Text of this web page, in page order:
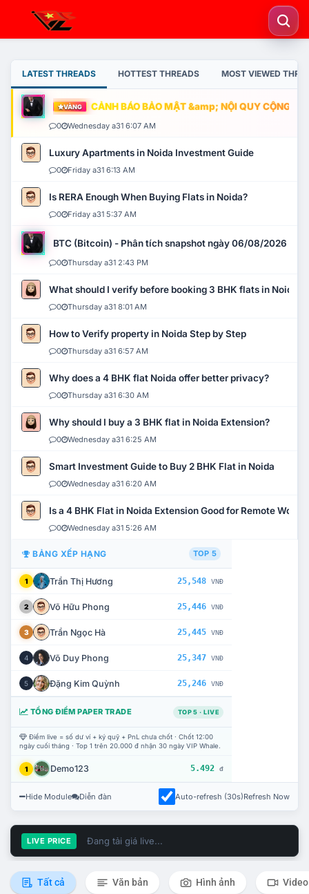
LATEST THREADS HOTTEST THREADS MOST VIEWED
VÀNG CẢNH BÁO BẢO MẬT &amp; NỘI QUY CỘNG
0 Wednesday a31 6:07 AM
Luxury Apartments in Noida Investment Guide
0 Friday a31 6:13 AM
Is RERA Enough When Buying Flats in Noida?
0 Friday a31 5:37 AM
BTC (Bitcoin) - Phân tích snapshot ngày 06/08/2026
0 Thursday a31 2:43 PM
What should I verify before booking 3 BHK flats in Noida?
0 Thursday a31 8:01 AM
How to Verify property in Noida Step by Step
0 Thursday a31 6:57 AM
Why does a 4 BHK flat Noida offer better privacy?
0 Thursday a31 6:30 AM
Why should I buy a 3 BHK flat in Noida Extension?
0 Wednesday a31 6:25 AM
Smart Investment Guide to Buy 2 BHK Flat in Noida
0 Wednesday a31 6:20 AM
Is a 4 BHK Flat in Noida Extension Good for Remote Work?
0 Wednesday a31 5:26 AM
BẢNG XẾP HẠNG TOP 5
1 Trần Thị Hương 25,548 VNĐ
2 Võ Hữu Phong 25,446 VNĐ
3 Trần Ngọc Hà 25,445 VNĐ
4 Võ Duy Phong 25,347 VNĐ
5 Đặng Kim Quỳnh 25,246 VNĐ
TỔNG ĐIỂM PAPER TRADE TOP 5 · LIVE
Điểm live = số dư ví + ký quỹ + PnL chưa chốt · Chốt 12:00
ngày cuối tháng · Top 1 trên 20.000 đ nhận 30 ngày VIP Whale.
1 Demo123 5.492 đ
Hide Module Diễn đàn Auto-refresh (30s)Refresh Now
LIVE PRICE Đang tải giá live...
Tất cả Văn bản Hình ảnh Video